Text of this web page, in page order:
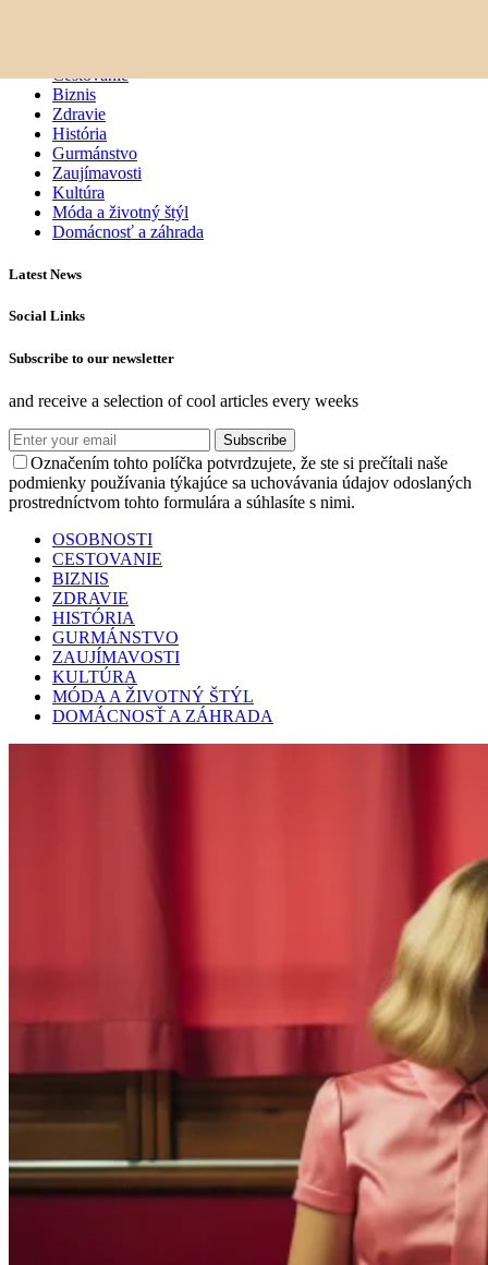
Cestovanie
Biznis
Zdravie
História
Gurmánstvo
Zaujímavosti
Kultúra
Móda a životný štýl
Domácnosť a záhrada
Latest News
Social Links
Subscribe to our newsletter
and receive a selection of cool articles every weeks
Subscribe
Označením tohto políčka potvrdzujete, že ste si prečítali naše
podmienky používania týkajúce sa uchovávania údajov odoslaných
prostredníctvom tohto formulára a súhlasíte s nimi.
OSOBNOSTI
CESTOVANIE
BIZNIS
ZDRAVIE
HISTÓRIA
GURMÁNSTVO
ZAUJÍMAVOSTI
KULTÚRA
MÓDA A ŽIVOTNÝ ŠTÝL
DOMÁCNOSŤ A ZÁHRADA